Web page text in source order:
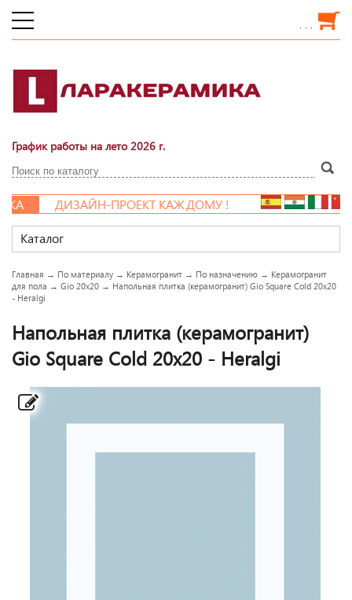
. . .
График работы на лето 2026 г.
ДИЗАЙН-ПРОЕКТ КАЖДОМУ !
Каталог
Главная → По материалу → Керамогранит → По назначению → Керамогранит
для пола → Gio 20x20 → Напольная плитка (керамогранит) Gio Square Cold 20x20
- Heralgi
Напольная плитка (керамогранит)
Gio Square Cold 20x20 - Heralgi